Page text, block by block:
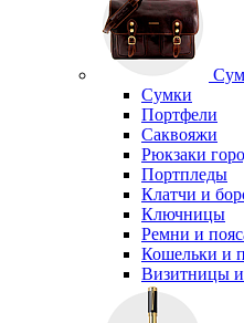
Сумки
Портфели
Саквояжи
Рюкзаки
Портпледы
Клатчи и
Ключницы
Ремни и
Кошельки и
Визитницы